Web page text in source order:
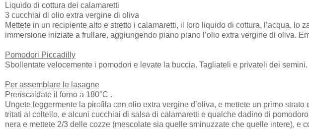
Liquido di cottura dei calamaretti
3 cucchiai di olio extra vergine di oliva
Mettete in un recipiente alto e stretto i calamaretti, il loro liquido di cottura, l’acqua, lo
immersione iniziate a frullare, aggiungendo piano piano l’olio extra vergine di oliva.
Pomodori Piccadilly
Sbollentate velocemente i pomodori e levate la buccia. Tagliateli e privateli dei semini.
Per assemblare le lasagne
Preriscaldate il forno a 180°C .
Ungete leggermente la pirofila con olio extra vergine d’oliva, e mettete un primo
tritati al coltello, e alcuni cucchiai di salsa di calamaretti e qualche dadino di
nera e mettete 2/3 delle cozze (mescolate sia quelle sminuzzate che quelle intere), e